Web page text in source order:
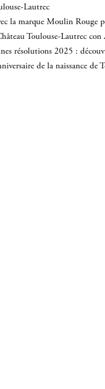
Lautrec
la marque Moulin Rouge
Toulouse-Lautrec
résolutions 2025 :
de la naissance de